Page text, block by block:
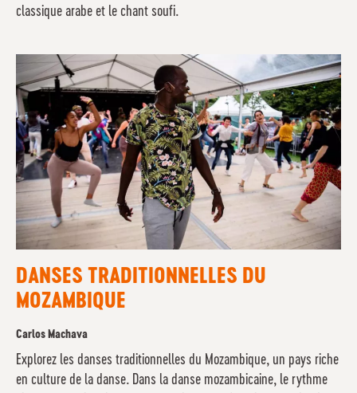
classique arabe et le chant soufi.
DANSES TRADITIONNELLES DU
MOZAMBIQUE
Carlos Machava
Explorez les danses traditionnelles du Mozambique, un pays riche
en culture de la danse. Dans la danse mozambicaine, le rythme